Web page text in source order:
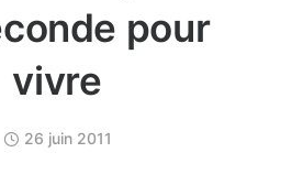
pour
vivre
26 juin 2011